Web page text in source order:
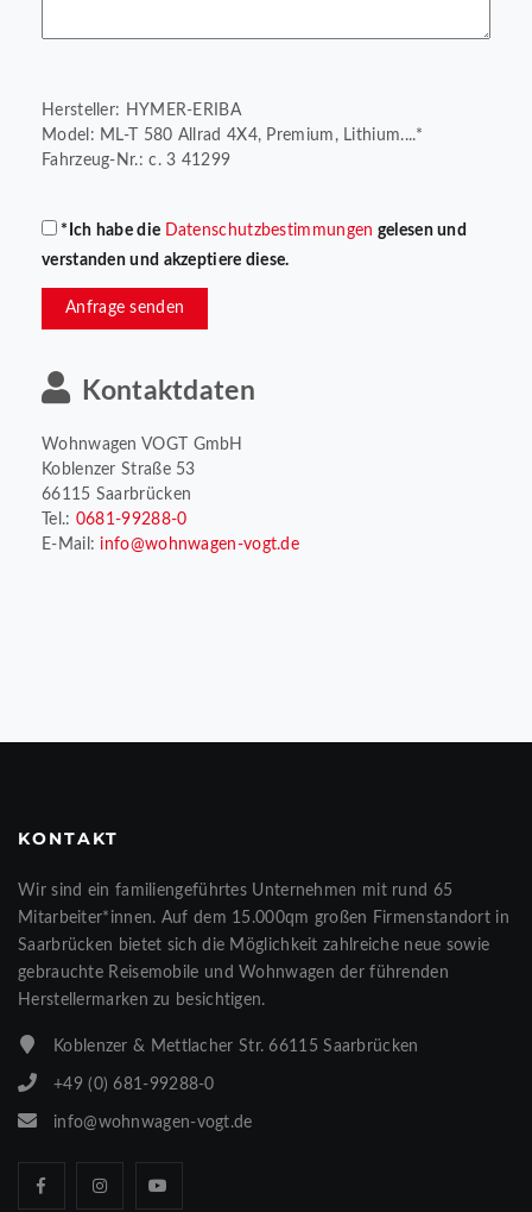
Hersteller: HYMER-ERIBA
Model: ML-T 580 Allrad 4X4, Premium, Lithium....*
Fahrzeug-Nr.: c. 3 41299
*Ich habe die Datenschutzbestimmungen gelesen und
verstanden und akzeptiere diese.
Anfrage senden
Kontaktdaten
Wohnwagen VOGT GmbH
Koblenzer Straße 53
66115 Saarbrücken
Tel.: 0681-99288-0
E-Mail: info@wohnwagen-vogt.de
KONTAKT
Wir sind ein familiengeführtes Unternehmen mit rund 65
Mitarbeiter*innen. Auf dem 15.000qm großen Firmenstandort in
Saarbrücken bietet sich die Möglichkeit zahlreiche neue sowie
gebrauchte Reisemobile und Wohnwagen der führenden
Herstellermarken zu besichtigen.
Koblenzer & Mettlacher Str. 66115 Saarbrücken
+49 (0) 681-99288-0
info@wohnwagen-vogt.de